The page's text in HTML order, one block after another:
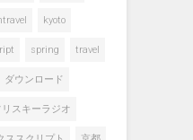
kyoto
spring travel
ダウンロード
リスキーラジオ